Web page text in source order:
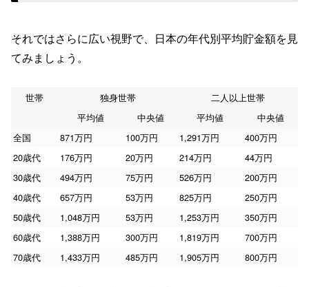
それではさらに広い視野で、日本の年代別平均貯金額を見
てみましょう。
世帯 独身世帯
二人以上世帯
平均値
中央値 平均値
中央値
全国
871万円 100万円 1,291万円
400万円
20歳代
176万円 20万円 214万円
44万円
30歳代
494万円 75万円 526万円
200万円
40歳代
657万円 53万円 825万円
250万円
50歳代
1,048万円 53万円 1,253万円
350万円
60歳代
1,388万円 300万円 1,819万円
700万円
70歳代
1,433万円 485万円 1,905万円 800万円